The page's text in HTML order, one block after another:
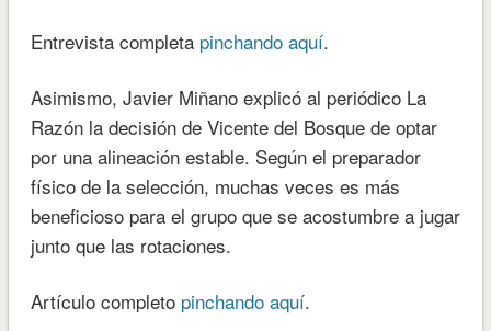
Entrevista completa pinchando aquí.
Asimismo, Javier Miñano explicó al periódico La
Razón la decisión de Vicente del Bosque de optar
por una alineación estable. Según el preparador
físico de la selección, muchas veces es más
beneficioso para el grupo que se acostumbre a jugar
junto que las rotaciones.
Artículo completo pinchando aquí.